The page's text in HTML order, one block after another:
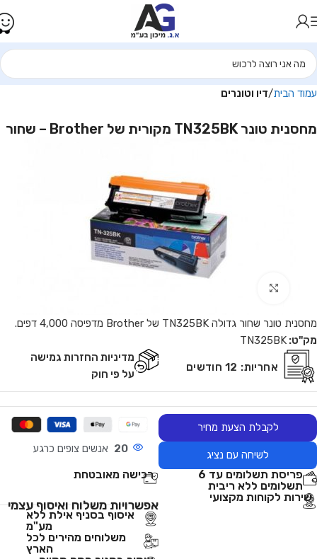
עמוד הבית דיו וטונרים
מחסנית טונר TN325BK מקורית של Brother – שחור
מחסנית טונר שחור גדולה TN325BK של Brother מדפיסה 4,000 דפים.
מק"ט: TN325BK
אחריות: 12 חודשים
מדיניות החזרות גמישה
על פי חוק
לקבלת הצעת מחיר
לשיחה עם נציג 20 אנשים צופים כרגע
פריסת תשלומים עד 6
תשלומים ללא ריבית
רכישה מאובטחת
שירות לקוחות מקצועי
אפשרויות משלוח ואיסוף עצמי
איסוף בסניף אילת ללא
מע"מ
משלוחים מהירים לכל
הארץ